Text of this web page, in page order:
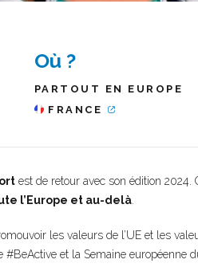
Où ?
PARTOUT EN EUROPE
FRANCE
est de retour avec son édition 2024.
l’Europe et au-delà.
les valeurs de l’UE et les
et la Semaine européenne